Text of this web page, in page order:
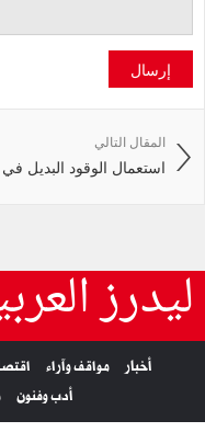
إرسال
المقال التالي
استعمال الوقود البديل
ليدرز
أخبار مواقف وآراء
أدب وفنون